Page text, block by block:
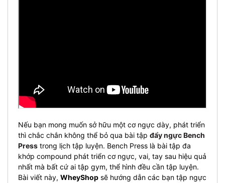
Nếu bạn mong muốn sở hữu một cơ ngực dày, phát triển
thì chắc chắn không thể bỏ qua bài tập đẩy ngực Bench
Press trong lịch tập luyện. Bench Press là bài tập đa
khớp compound phát triển cơ ngực, vai, tay sau hiệu quả
nhất mà bất cứ ai tập gym, thể hình đều cần tập luyện.
Bài viết này, WheyShop sẽ hướng dẫn các bạn tập ngực